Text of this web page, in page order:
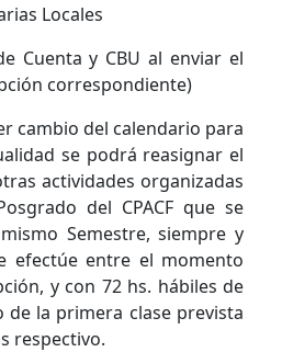
Locales
Cuenta y CBU al enviar el
correspondiente)
cambio del calendario para
se podrá reasignar el
actividades organizadas
del CPACF que se
Semestre, siempre y
efectúe entre el momento
y con 72 hs. hábiles de
de la primera clase prevista
respectivo.